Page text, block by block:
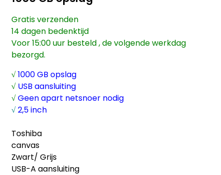
Gratis verzenden
14 dagen bedenktijd
Voor 15:00 uur besteld , de volgende werkdag
bezorgd.
√1000 GB opslag
√ USB aansluiting
√Geen apart netsnoer nodig
√2,5 inch
Toshiba
canvas
Zwart/ Grijs
USB-A aansluiting